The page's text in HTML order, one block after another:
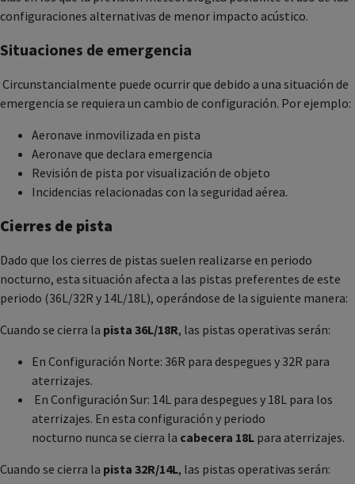
configuraciones alternativas de menor impacto acústico.
Situaciones de emergencia
Circunstancialmente puede ocurrir que debido a una situación de
emergencia se requiera un cambio de configuración. Por ejemplo:
Aeronave inmovilizada en pista
Aeronave que declara emergencia
Revisión de pista por visualización de objeto
Incidencias relacionadas con la seguridad aérea.
Cierres de pista
Dado que los cierres de pistas suelen realizarse en periodo
nocturno, esta situación afecta a las pistas preferentes de este
periodo (36L/32R y 14L/18L), operándose de la siguiente manera:
Cuando se cierra la pista 36L/18R, las pistas operativas serán:
En Configuración Norte: 36R para despegues y 32R para
aterrizajes.
En Configuración Sur: 14L para despegues y 18L para los
aterrizajes. En esta configuración y periodo
nocturno nunca se cierra la cabecera 18L para aterrizajes.
Cuando se cierra la pista 32R/14L, las pistas operativas serán: